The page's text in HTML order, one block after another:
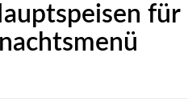
für